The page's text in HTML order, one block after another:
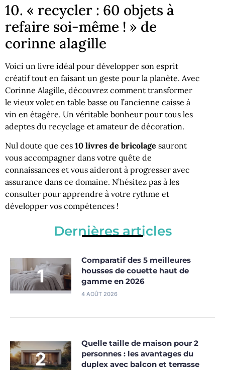
10. « recycler : 60 objets à
refaire soi-même ! » de
corinne alagille
Voici un livre idéal pour développer son esprit
créatif tout en faisant un geste pour la planète. Avec
Corinne Alagille, découvrez comment transformer
le vieux volet en table basse ou l’ancienne caisse à
vin en étagère. Un véritable bonheur pour tous les
adeptes du recyclage et amateur de décoration.
Nul doute que ces 10 livres de bricolage sauront
vous accompagner dans votre quête de
connaissances et vous aideront à progresser avec
assurance dans ce domaine. N’hésitez pas à les
consulter pour apprendre à votre rythme et
développer vos compétences !
Dernières articles
Comparatif des 5 meilleures
housses de couette haut de
gamme en 2026
4 AOÛT 2026
Quelle taille de maison pour 2
personnes : les avantages du
duplex avec balcon et terrasse